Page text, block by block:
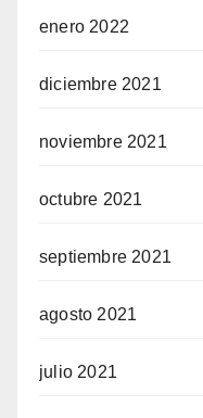
enero 2022
diciembre 2021
noviembre 2021
octubre 2021
septiembre 2021
agosto 2021
julio 2021